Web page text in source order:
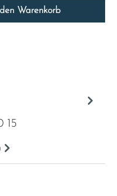
Wert
den Warenkorb
15